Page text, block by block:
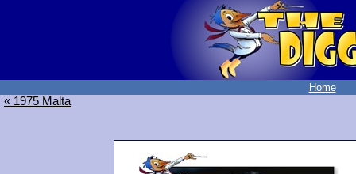
Home
« 1975 Malta